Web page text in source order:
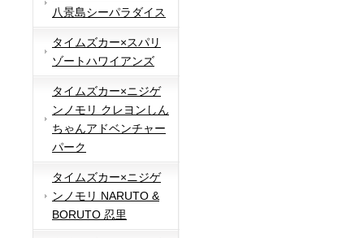
八景島シーパラダイス
タイムズカー×スパリ
ゾートハワイアンズ
タイムズカー×ニジゲ
ンノモリ クレヨンしん
ちゃんアドベンチャー
パーク
タイムズカー×ニジゲ
ンノモリ NARUTO &
BORUTO 忍里